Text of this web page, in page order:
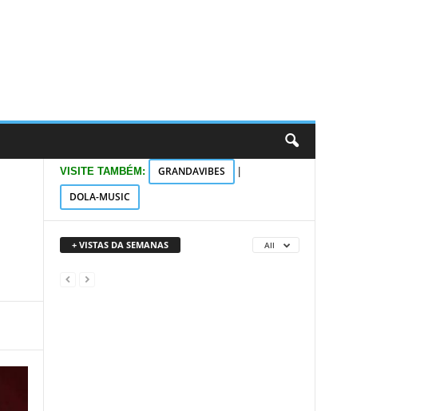
VISITE TAMBÉM: GRANDAVIBES
DOLA-MUSIC
+ VISTAS DA SEMANAS All